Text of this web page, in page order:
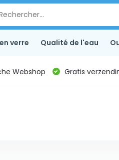
verre Qualité de l'eau
Webshop Gratis